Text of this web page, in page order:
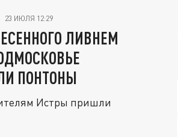
23 ИЮЛЯ 12:29
ЛИВНЕМ
ПОНТОНЫ
Истры пришли